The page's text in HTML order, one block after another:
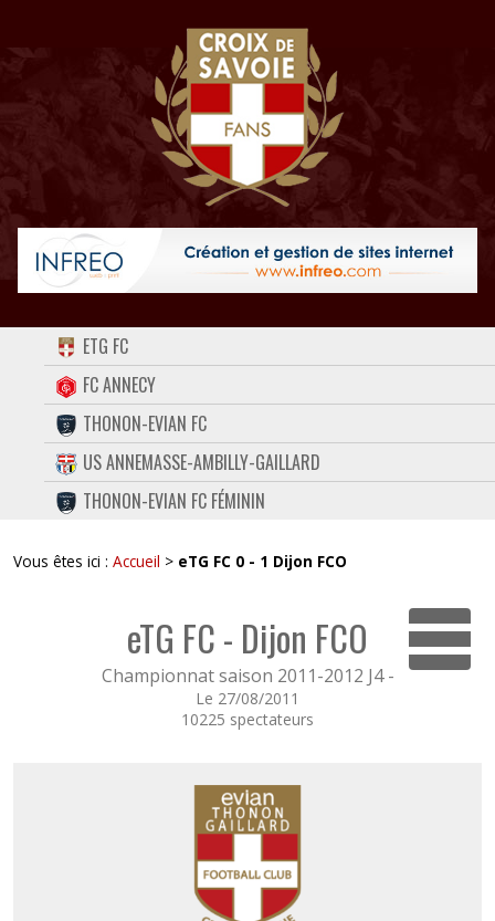
ACCUEIL
FORUM
CONTACT
FACEBOOK
TWITTER
INSTAGRAM
ETG FC
FC ANNECY
THONON-EVIAN FC
US ANNEMASSE-AMBILLY-GAILLARD
THONON-EVIAN FC FÉMININ
Vous êtes ici : Accueil > eTG FC 0 - 1 Dijon FCO
eTG FC - Dijon FCO
Championnat saison 2011-2012 J4 -
Le 27/08/2011
10225 spectateurs